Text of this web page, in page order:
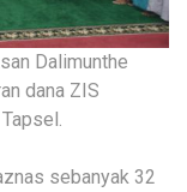
Dalimunthe
dana ZIS
sebanyak 32